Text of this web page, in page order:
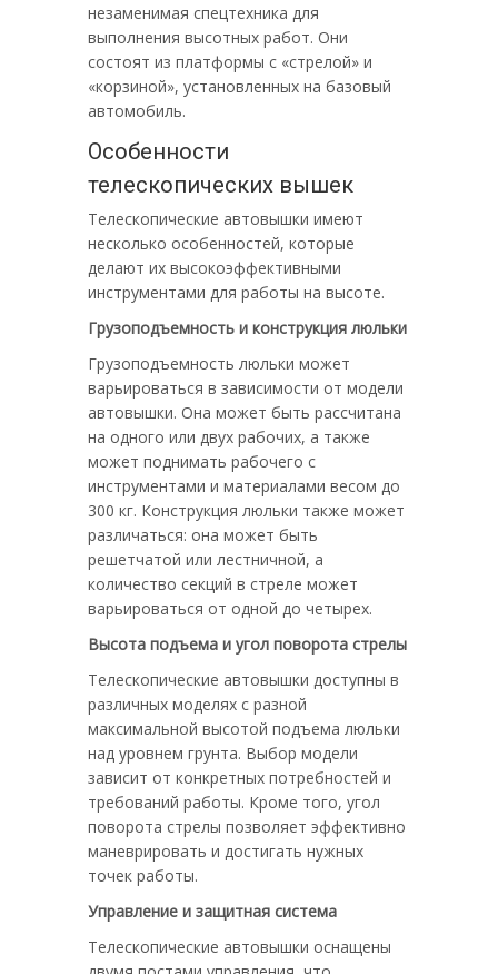
незаменимая спецтехника для
выполнения высотных работ. Они
состоят из платформы с «стрелой» и
«корзиной», установленных на базовый
автомобиль.
Особенности
телескопических вышек
Телескопические автовышки имеют
несколько особенностей, которые
делают их высокоэффективными
инструментами для работы на высоте.
Грузоподъемность и конструкция люльки
Грузоподъемность люльки может
варьироваться в зависимости от модели
автовышки. Она может быть рассчитана
на одного или двух рабочих, а также
может поднимать рабочего с
инструментами и материалами весом до
300 кг. Конструкция люльки также может
различаться: она может быть
решетчатой или лестничной, а
количество секций в стреле может
варьироваться от одной до четырех.
Высота подъема и угол поворота стрелы
Телескопические автовышки доступны в
различных моделях с разной
максимальной высотой подъема люльки
над уровнем грунта. Выбор модели
зависит от конкретных потребностей и
требований работы. Кроме того, угол
поворота стрелы позволяет эффективно
маневрировать и достигать нужных
точек работы.
Управление и защитная система
Телескопические автовышки оснащены